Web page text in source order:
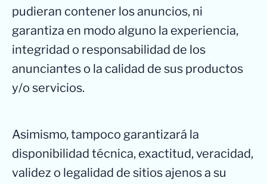
pudieran contener los anuncios, ni
garantiza en modo alguno la experiencia,
integridad o responsabilidad de los
anunciantes o la calidad de sus productos
y/o servicios.
Asimismo, tampoco garantizará la
disponibilidad técnica, exactitud, veracidad,
validez o legalidad de sitios ajenos a su